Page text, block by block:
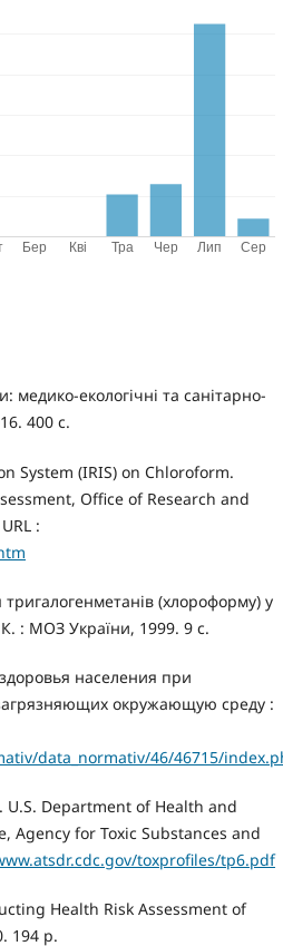
екологічні та санітарно-
400 с.
System (IRIS) on Chloroform.
Office of Research and
:
(хлороформу) у
: МОЗ України, 1999. 9 с.
населения при
окружающую среду :
data_normativ/46/46715/
Department of Health and
Agency for Toxic Substances and
toxprofiles/tp6.pdf
Health Risk Assessment of
194 p.